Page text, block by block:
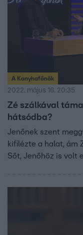
A Konyhafőnök
2022. május 16. 20:35
Zé szálkával
hátsódba?
Jenőnek szent
kifilézte a halat, ám
Sőt, Jenőhöz is volt